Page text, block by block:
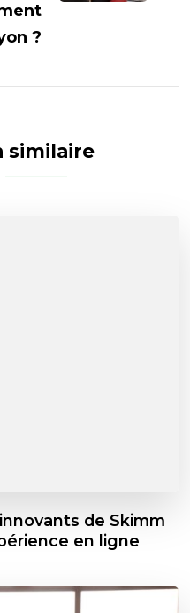
?
similaire
de Skimm
en ligne